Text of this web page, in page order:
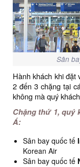
Sân
Hành khách khi đặt
2 đến 3 chặng tại
không mà quý
Chặng thứ 1, quý
Á:
Sân bay quốc tế
Korean Air
Sân bay quốc tế